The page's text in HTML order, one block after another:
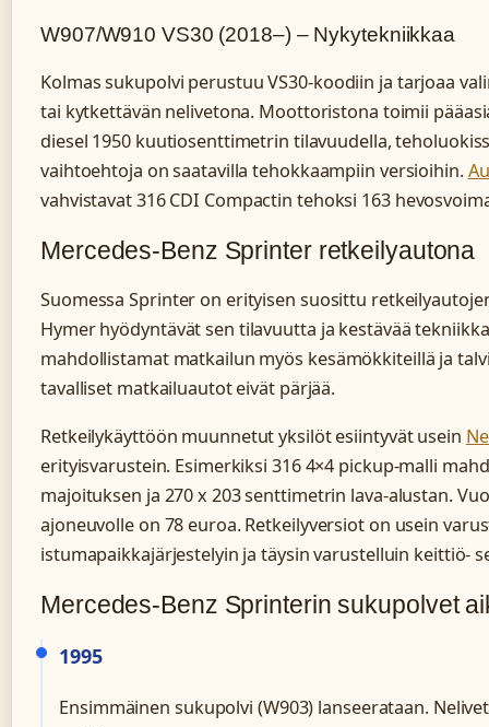
W907/W910 VS30 (2018–) – Nykytekniikkaa
Kolmas sukupolvi perustuu VS30-koodiin ja tarjoaa
tai kytkettävän nelivetona. Moottoristona toimii
diesel 1950 kuutiosenttimetrin tilavuudella,
vaihtoehtoja on saatavilla tehokkaampiin versioihin.
vahvistavat 316 CDI Compactin tehoksi 163
Mercedes-Benz Sprinter retkeilyautona
Suomessa Sprinter on erityisen suosittu
Hymer hyödyntävät sen tilavuutta ja kestävää
mahdollistamat matkailun myös kesämökkiteillä ja
tavalliset matkailuautot eivät pärjää.
Retkeilykäyttöön muunnetut yksilöt esiintyvät usein
erityisvarustein. Esimerkiksi 316 4×4 pickup-malli
majoituksen ja 270 x 203 senttimetrin lava-alustan.
ajoneuvolle on 78 euroa. Retkeilyversiot on usein
istumapaikkajärjestelyin ja täysin varustelluin keittiö-
Mercedes-Benz Sprinterin sukupolvet
1995
Ensimmäinen sukupolvi (W903) lanseerataan.